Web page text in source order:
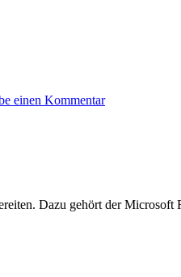
einen Kommentar
Dazu gehört der